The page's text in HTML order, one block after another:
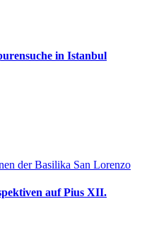
in Istanbul
auf Pius XII.